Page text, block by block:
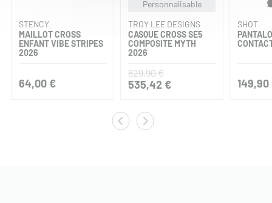
STENCY
MAILLOT CROSS
ENFANT VIBE STRIPES
2026
64,00 €
Personnalisable
TROY LEE DESIGNS
CASQUE CROSS SE5
COMPOSITE MYTH
2026
629,90 €
535,42 €
SHOT
149,90